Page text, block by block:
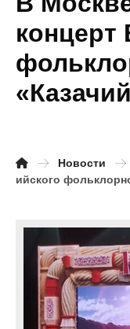
концерт
Новости
ийского